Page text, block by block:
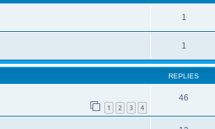
1
1
REPLIES
1 2 3 4
46